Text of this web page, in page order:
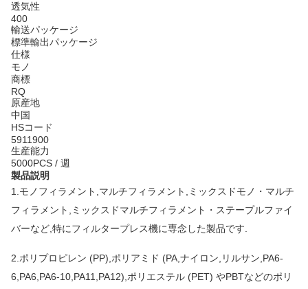
透気性
400
輸送パッケージ
標準輸出パッケージ
仕様
モノ
商標
RQ
原産地
中国
HSコード
5911900
生産能力
5000PCS / 週
製品説明
1. モノフィラメント,マルチフィラメント,ミックスドモノ・マルチ
フィラメント,ミックスドマルチフィラメント・ステープルファイ
バーなど,特にフィルタープレス機に専念した製品です.
2. ポリプロピレン (PP),ポリアミド (PA,ナイロン,リルサン,PA6-
6,PA6,PA6-10,PA11,PA12),ポリエステル (PET) やPBTなどのポリ